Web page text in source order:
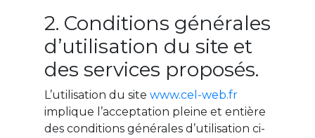
2. Conditions générales
d’utilisation du site et
des services proposés.
L’utilisation du site www.cel-web.fr
implique l’acceptation pleine et entière
des conditions générales d’utilisation ci-